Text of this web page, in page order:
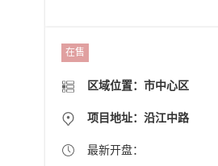
在售
区域位置： 市中心区
项目地址：沿江中路
最新开盘：